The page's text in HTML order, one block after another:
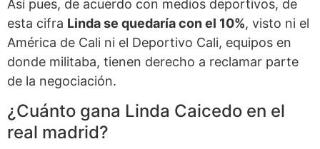
Así pues, de acuerdo con medios deportivos, de
esta cifra Linda se quedaría con el 10%, visto ni el
América de Cali ni el Deportivo Cali, equipos en
donde militaba, tienen derecho a reclamar parte
de la negociación.
¿Cuánto gana Linda Caicedo en el
real madrid?